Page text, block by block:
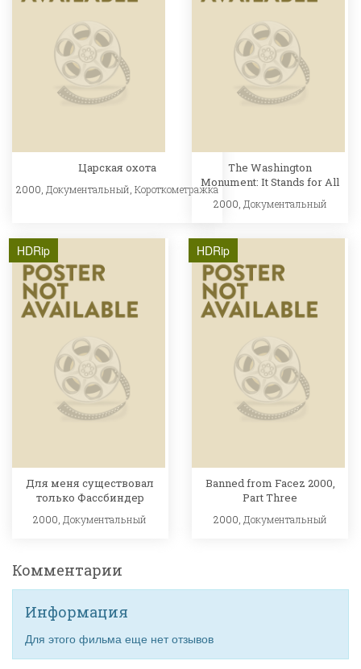
Царская охота
2000, Документальный Короткометражка
The Washington
Monument: It Stands for All
2000, Документальный
HDRip
Для меня существовал
только Фассбиндер
2000, Документальный
HDRip
Banned from Facez 2000,
Part Three
2000, Документальный
Комментарии
Информация
Для этого фильма еще нет отзывов